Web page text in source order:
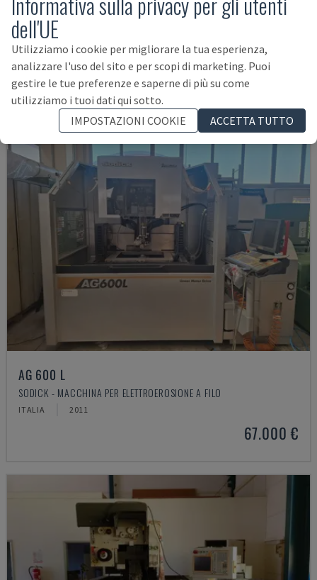
MV2400R
MITSUBISHI - MACCHINA PER ELETTROEROSIONE A FILO
4.000 ORE
54.000 €
AG 600 L
SODICK - MACCHINA PER ELETTROEROSIONE A FILO
ITALIA 2011
67.000 €
dell'UE
Utilizziamo i cookie per migliorare la tua esperienza,
analizzare l'uso del sito e per scopi di marketing. Puoi
gestire le tue preferenze e saperne di più su come
utilizziamo i tuoi dati qui sotto.
IMPOSTAZIONI COOKIE
ACCETTA TUTTO